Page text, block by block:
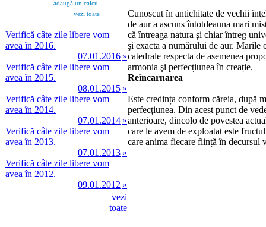
Verifică câte zile libere vom
avea în 2016.
07.01.2016 »
Verifică câte zile libere vom
avea în 2015.
08.01.2015 »
Verifică câte zile libere vom
avea în 2014.
07.01.2014 »
Verifică câte zile libere vom
avea în 2013.
07.01.2013 »
Verifică câte zile libere vom
avea în 2012.
09.01.2012 »
vezi
toate
Cunoscut în antichitate de vechii
de aur a ascuns întotdeauna mari
că întreaga natura şi chiar întreg
şi exacta a numărului de aur. Marile
catedrale respecta de asemenea
armonia şi perfecțiunea în creație.
Reîncarnarea
Este credința conform căreia, după
perfecțiunea. Din acest punct de
anterioare, dincolo de povestea
care le avem de exploatat este
care anima fiecare ființă în decursul